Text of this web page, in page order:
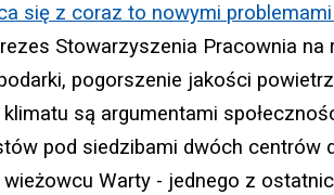
się z coraz to nowymi
Stowarzyszenia Pracownia
pogorszenie jakości
są argumentami
pod siedzibami dwóch
Warty - jednego z